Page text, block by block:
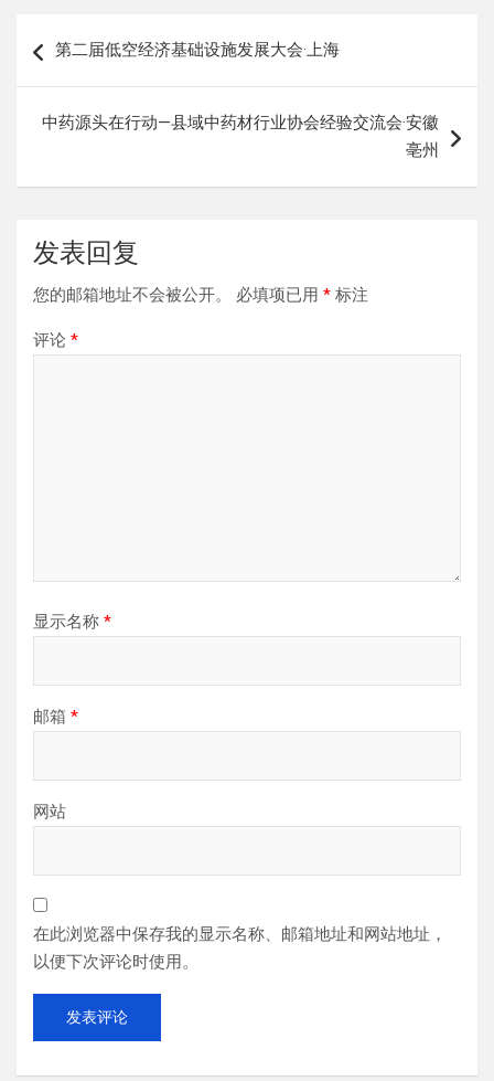
章
第二届低空经济基础设施发展大会·上海
中药源头在行动—县域中药材行业协会经验交流会·安徽
亳州
发表回复
您的邮箱地址不会被公开。 必填项已用 * 标注
评论 *
显示名称 *
邮箱 *
网站
在此浏览器中保存我的显示名称、邮箱地址和网站地址，
以便下次评论时使用。